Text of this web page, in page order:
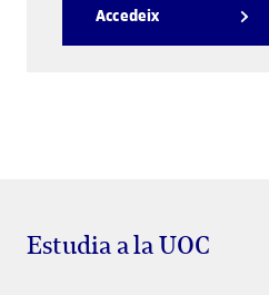
Accedeix
Estudia a la UOC